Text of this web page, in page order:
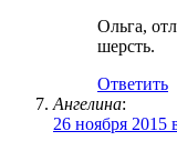
Ольга,
шерсть.
Ответить
Ангелина:
26 ноября 2015